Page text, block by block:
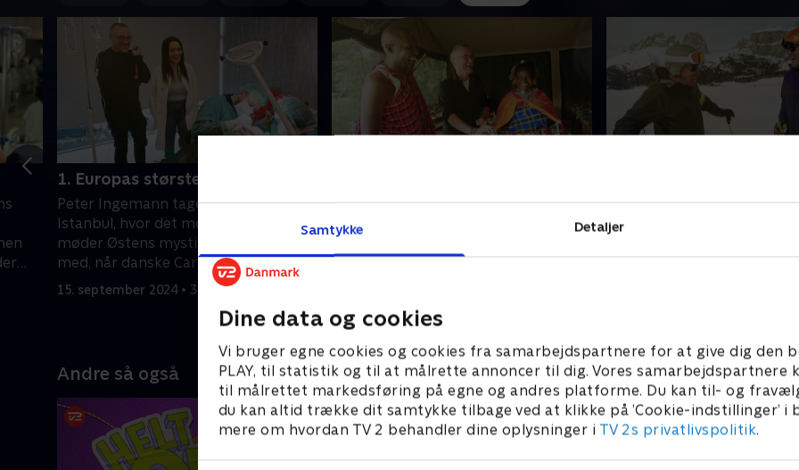
Samtykke Detaljer
Dine data og cookies
Vi bruger egne cookies og cookies fra samarbejdspartnere for at give dig den
PLAY, til statistik og til at målrette annoncer til dig. Vores samarbejdspartnere
til målrettet markedsføring på egne og andres platforme. Du kan til- og
du kan altid trække dit samtykke tilbage ved at klikke på ’Cookie-indstillinger’ i
mere om hvordan TV 2 behandler dine oplysninger i TV 2s privatlivspolitik.
1. Europas største by
Peter Ingemann tager på eventyr i
Istanbul, hvor det moderne vest
møder Østens mystik, og så er han er
med, når danske Carsten får en
hårtransplantation.
15. september 2024 • 39 min
Peter rejser til Kenya i fodsporene på
Danmarks største forfatterinde,
masaifolket, som hun var så
skisportssted i Italien, og den
Andre så også